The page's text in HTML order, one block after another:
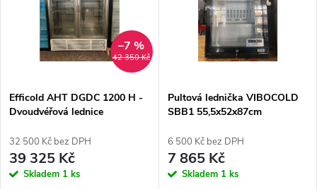
p
r
o
Abecedně
s
p
r
42 350 Kč
–7 %
Efficold AHT DGDC 1200 H -
Dvoudvéřová lednice
32 500 Kč bez DPH
39 325 Kč
Skladem 1 ks
Pultová lednička VIBOCOLD
SBB1 55,5x52x87cm
6 500 Kč bez DPH
7 865 Kč
Skladem 1 ks